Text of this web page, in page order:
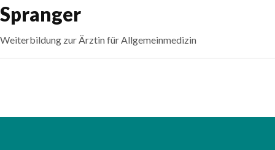
Spranger
Weiterbildung zur Ärztin für Allgemeinmedizin